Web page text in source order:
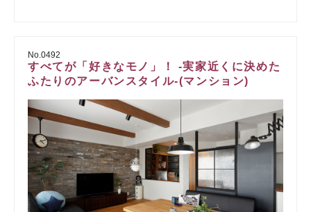
No.0492
すべてが「好きなモノ」！ -実家近くに決めた
ふたりのアーバンスタイル-(マンション)